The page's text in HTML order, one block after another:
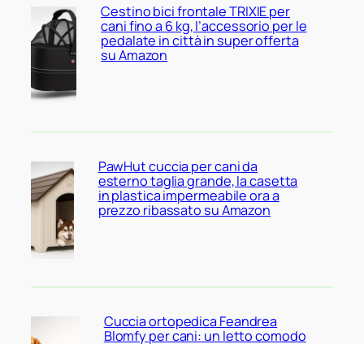
Cestino bici frontale TRIXIE per
cani fino a 6 kg, l’accessorio per le
pedalate in città in super offerta
su Amazon
PawHut cuccia per cani da
esterno taglia grande, la casetta
in plastica impermeabile ora a
prezzo ribassato su Amazon
Cuccia ortopedica Feandrea
Blomfy per cani: un letto comodo